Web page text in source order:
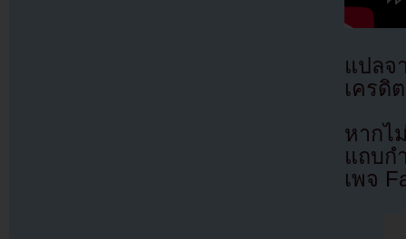
แปล
เครดิ
หากไ
แถบก
เพจ